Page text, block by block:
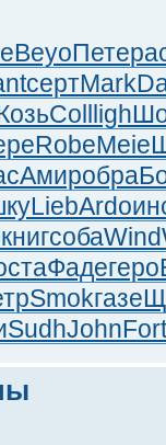
BeyoПете
сертMark
Collligh
RobeMeie
Амиробра
LiebArdo
книгсобаWind
Фадегеро
Smokгазе
SudhJohnFort